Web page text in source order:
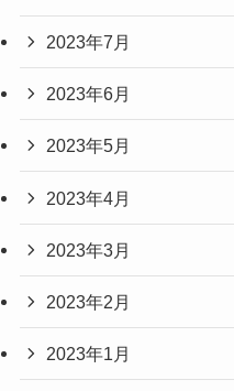
2023年7月
2023年6月
2023年5月
2023年4月
2023年3月
2023年2月
2023年1月